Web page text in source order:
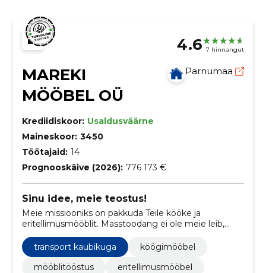
4.6 7 hinnangut
MAREKI
MÖÖBEL OÜ
Pärnumaa
Krediidiskoor: Usaldusväärne
Maineskoor: 3450
Töötajaid: 14
Prognooskäive (2026): 776 173 €
Sinu idee, meie teostus!
Meie missiooniks on pakkuda Teile kööke ja
eritellimusmööblit. Masstoodang ei ole meie leib,
pigem oleme suunatud just erineva kodumööbli,
köökide ja garderoobide valmistamisele, kus
standardmõõtudega asjad ei sobi, ei mahu või on
mõni toanurk just selline, mis nõuab erilahendust.
transport kaubikuga
köögimööbel
mööblitööstus
eritellimusmööbel